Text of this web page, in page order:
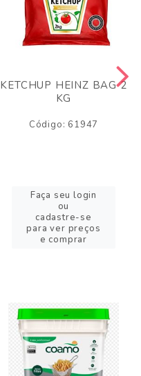
KETCHUP HEINZ BAG 2
KG
Código: 61947
Faça seu login
ou
cadastre-se
para ver preços
e comprar